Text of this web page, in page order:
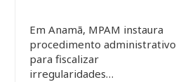
Em Anamã, MPAM instaura
procedimento administrativo
para fiscalizar
irregularidades…